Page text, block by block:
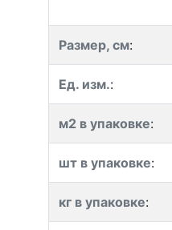
Размер, см:
Ед. изм.:
м2 в упаковке:
шт в упаковке:
кг в упаковке: